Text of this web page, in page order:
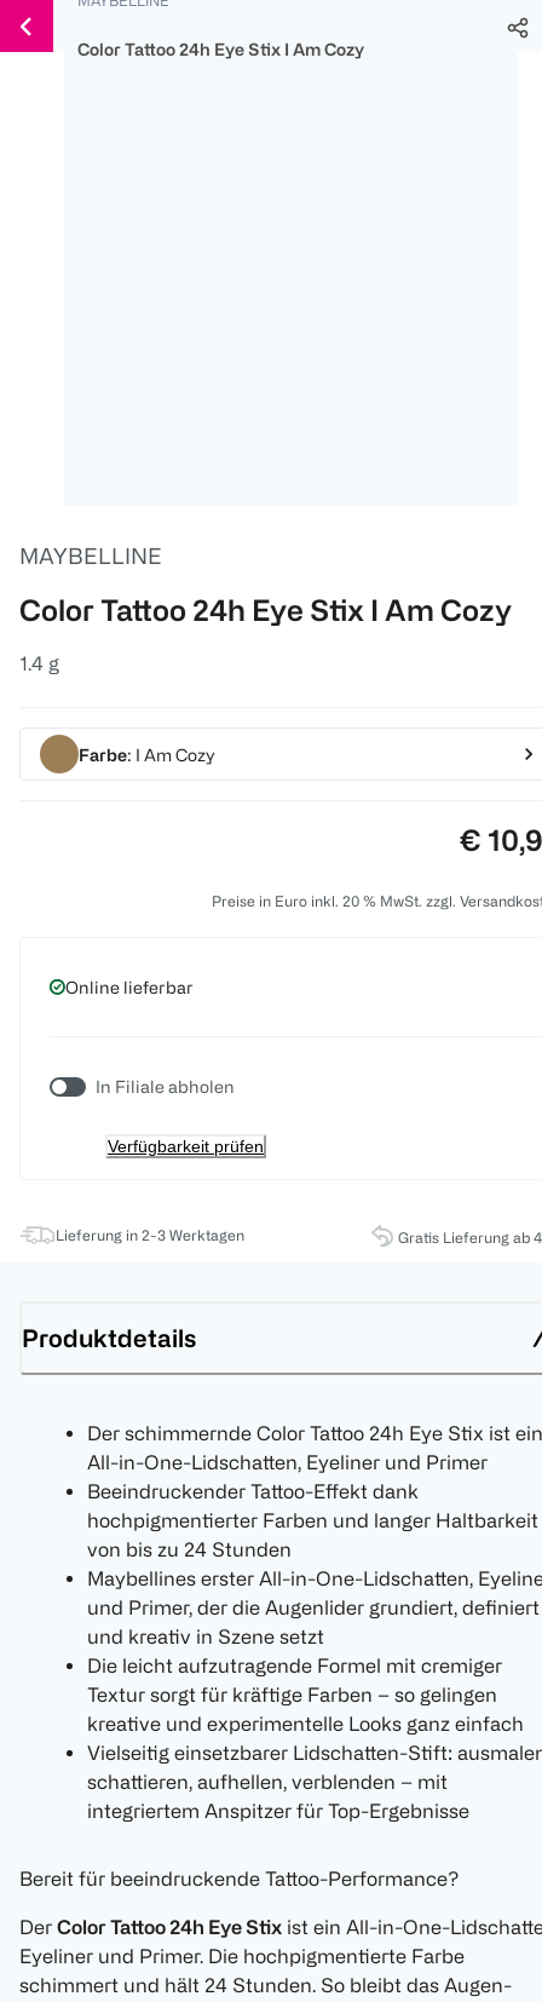
150 Ös
300 Ös
500 Ös
Weiter
zum
Color Tattoo 24h Eye Stix I Am Cozy
MAYBELLINE
Color Tattoo 24h Eye Stix I Am Cozy
1.4 g
Farbe: I Am Cozy
Preis:
€
Preise in Euro inkl. 20 % MwSt. zzgl.
Online lieferbar
In Filiale abholen
Verfügbarkeit prüfen
Lieferung in 2-3 Werktagen Gratis Lieferung ab
Produktdetails
Der schimmernde Color Tattoo 24h Eye Stix ist ein
All-in-One-Lidschatten, Eyeliner und Primer
Beeindruckender Tattoo-Effekt dank
hochpigmentierter Farben und langer Haltbarkeit
von bis zu 24 Stunden
Maybellines erster All-in-One-Lidschatten,
und Primer, der die Augenlider grundiert, definiert
und kreativ in Szene setzt
Die leicht aufzutragende Formel mit cremiger
Textur sorgt für kräftige Farben – so gelingen
kreative und experimentelle Looks ganz einfach
Vielseitig einsetzbarer Lidschatten-Stift:
schattieren, aufhellen, verblenden – mit
integriertem Anspitzer für Top-Ergebnisse
Bereit für beeindruckende Tattoo-Performance?
Der Color Tattoo 24h Eye Stix ist ein All-in-One-
Eyeliner und Primer. Die hochpigmentierte Farbe
schimmert und hält 24 Stunden. So bleibt das Augen-